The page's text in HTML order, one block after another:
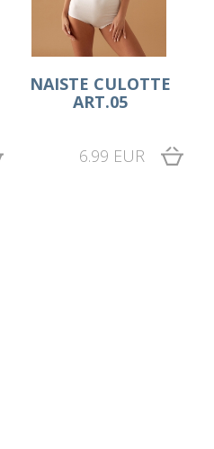
NAISTE CULOTTE
ART.05
6.99 EUR